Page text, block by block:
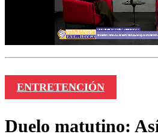
ENTRETENCIÓN
Duelo matutino: